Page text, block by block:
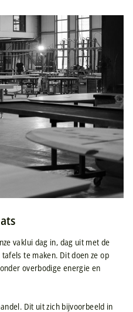
vaklui dag in, dag uit met de
te maken. Dit doen ze op
overbodige energie en
Dit uit zich bijvoorbeeld in